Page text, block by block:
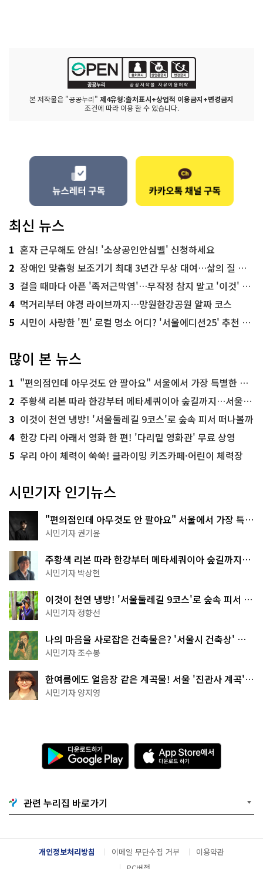
본 저작물은 "공공누리" 제4유형:출처표시+상업적 이용금지+변경금지
조건에 따라 이용 할 수 있습니다.
최신 뉴스
1 혼자 근무해도 안심! '소상공인안심벨' 신청하세요
2 장애인 맞춤형 보조기기 최대 3년간 무상 대여…삶의 질 높인다
3 걸을 때마다 아픈 '족저근막염'…무작정 참지 말고 '이것' 해보세요!
4 먹거리부터 야경 라이브까지…망원한강공원 알짜 코스
5 시민이 사랑한 '찐' 로컬 명소 어디? '서울에디션25' 추천 코스
많이 본 뉴스
1 "편의점인데 아무것도 안 팔아요" 서울에서 가장 특별한 편의점의 정체
2 주황색 리본 따라 한강부터 메타세쿼이아 숲길까지…서울둘레길 15코스
3 이것이 천연 냉방! '서울둘레길 9코스'로 숲속 피서 떠나볼까
4 한강 다리 아래서 영화 한 편! '다리밑 영화관' 무료 상영
5 우리 아이 체력이 쑥쑥! 클라이밍 키즈카페·어린이 체력장
시민기자 인기뉴스
"편의점인데 아무것도 안 팔아요" 서울에서 가장 특별
한 편의점의 정체
시민기자 권기윤
주황색 리본 따라 한강부터 메타세쿼이아 숲길까지…
서울둘레길 15코스
시민기자 박상현
이것이 천연 냉방! '서울둘레길 9코스'로 숲속 피서 떠
나볼까
시민기자 정향선
나의 마음을 사로잡은 건축물은? '서울시 건축상' 수
상작 공개!
시민기자 조수봉
한여름에도 얼음장 같은 계곡물! 서울 '진관사 계곡'이
천국이네~
시민기자 양지영
다
운
로
기
G
o
g
l
e
A
p
p
e
서
다
운
관련 누리집 바로가기
개인정보처리방침 이메일 무단수집 거부
이용약관